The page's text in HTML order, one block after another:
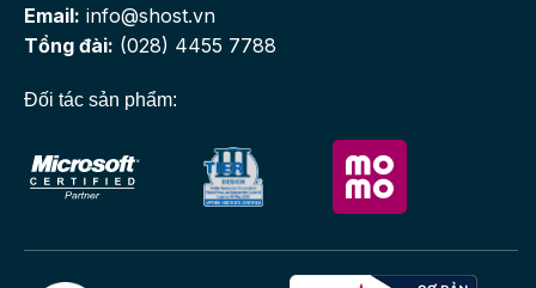
Email: info@shost.vn
Tổng đài: (028) 4455 7788
Đối tác sản phẩm: